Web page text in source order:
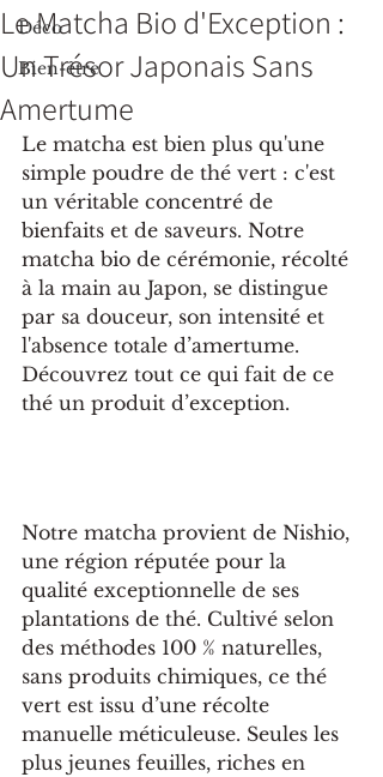
Déco
Bien-être
Le Matcha Bio d'Exception :
Un Trésor Japonais Sans
Amertume
Le matcha est bien plus qu'une
simple poudre de thé vert : c'est
un véritable concentré de
bienfaits et de saveurs. Notre
matcha bio de cérémonie, récolté
à la main au Japon, se distingue
par sa douceur, son intensité et
l'absence totale d’amertume.
Découvrez tout ce qui fait de ce
thé un produit d’exception.
Notre matcha provient de Nishio,
une région réputée pour la
qualité exceptionnelle de ses
plantations de thé. Cultivé selon
des méthodes 100 % naturelles,
sans produits chimiques, ce thé
vert est issu d’une récolte
manuelle méticuleuse. Seules les
plus jeunes feuilles, riches en